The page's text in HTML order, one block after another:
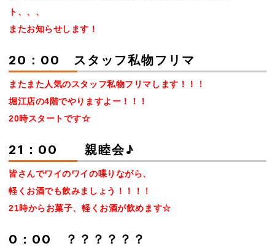
ト、、、
またお知らせします！
20：00 スタッフ私物フリマ
またまた人気のスタッフ私物フリマします！！！
堀江店の4階でやりますよー！！！
20時スタートです☆
21：00 親睦会♪
皆さんでワイのワイの喋りながら、
軽くお酒でも飲みましょう！！！！
21時からお菓子、軽くお酒が飲めます☆
0：00 ？？？？？？